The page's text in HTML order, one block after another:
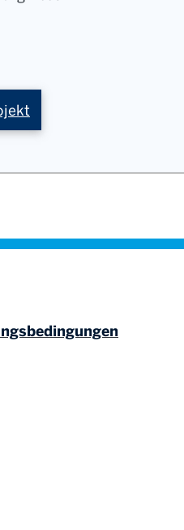
terahertz.NRW